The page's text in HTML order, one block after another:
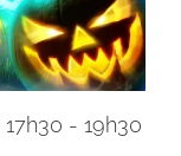
-19h30